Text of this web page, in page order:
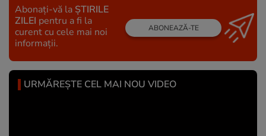
Abonați-vă la ȘTIRILE
ZILEI pentru a fi la
curent cu cele mai noi
informații.
ABONEAZĂ-TE
URMĂREȘTE CEL MAI NOU VIDEO